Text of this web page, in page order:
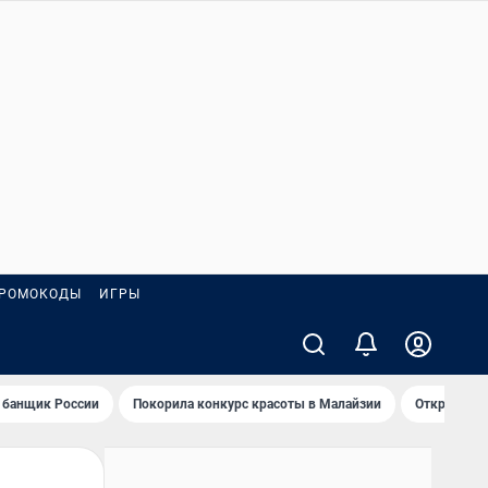
ИГРЫ
России Покорила конкурс красоты в Малайзии Открыл